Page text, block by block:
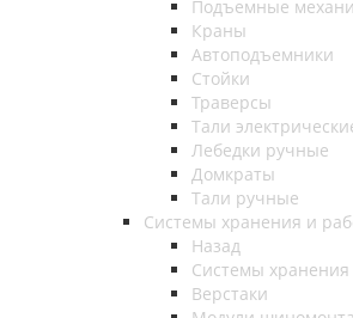
Подъемные
Краны
Автоподъемники
Стойки
Траверсы
Тали
Лебедки ручные
Домкраты
Тали ручные
Системы хранения и
Назад
Системы
Верстаки